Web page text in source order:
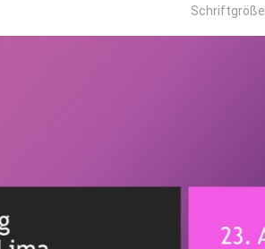
Schriftgröße